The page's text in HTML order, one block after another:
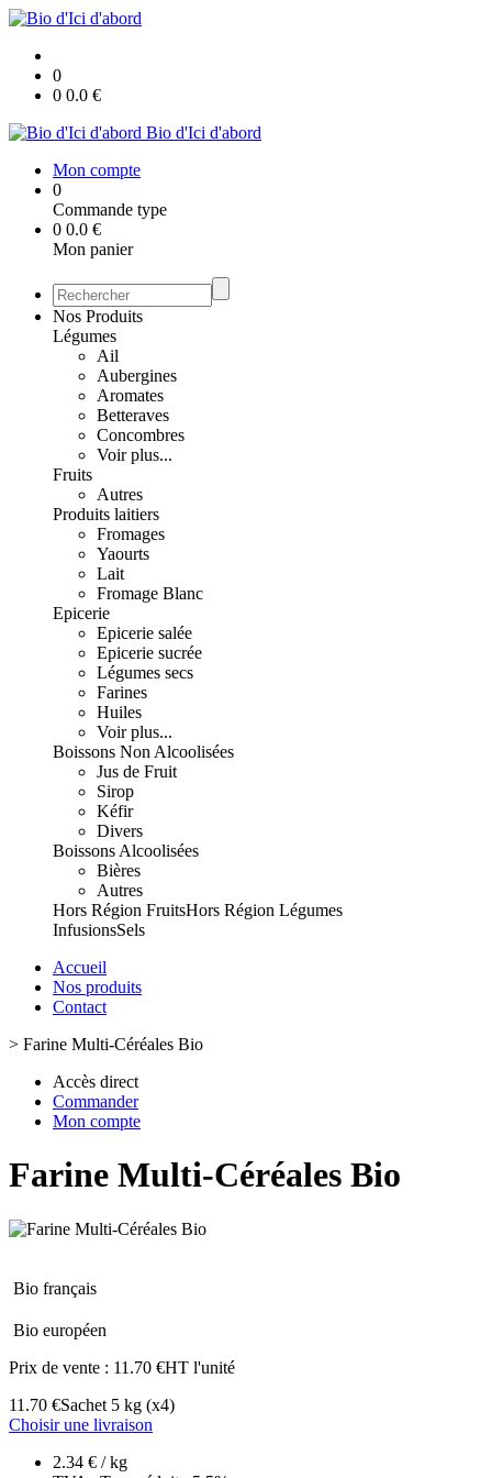
0
0 0.0 €
Bio d'Ici d'abord
Mon compte
0
Commande type
0 0.0 €
Mon panier
Nos Produits
Légumes
Ail
Aubergines
Aromates
Betteraves
Concombres
Voir plus...
Fruits
Autres
Produits laitiers
Fromages
Yaourts
Lait
Fromage Blanc
Epicerie
Epicerie salée
Epicerie sucrée
Légumes secs
Farines
Huiles
Voir plus...
Boissons Non Alcoolisées
Jus de Fruit
Sirop
Kéfir
Divers
Boissons Alcoolisées
Bières
Autres
Hors Région FruitsHors Région Légumes
InfusionsSels
Accueil
Nos produits
Contact
> Farine Multi-Céréales Bio
Accès direct
Commander
Mon compte
Farine Multi-Céréales Bio
Bio français
Bio européen
Prix de vente : 11.70 €HT l'unité
11.70 €Sachet 5 kg (x4)
Choisir une livraison
2.34 € / kg